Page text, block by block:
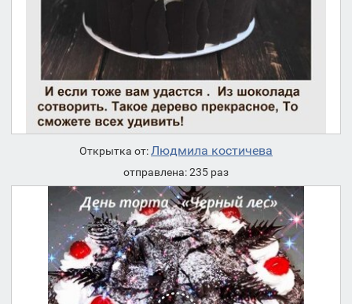
Открытка от:Людмила костичева
отправлена: 235 раз